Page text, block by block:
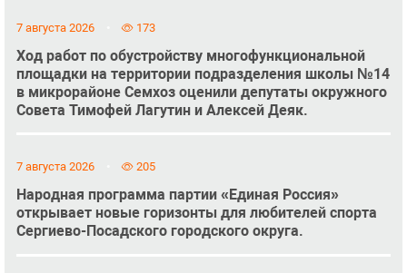
7 августа 2026 173
Ход работ по обустройству многофункциональной
площадки на территории подразделения школы №14
в микрорайоне Семхоз оценили депутаты окружного
Совета Тимофей Лагутин и Алексей Деяк.
7 августа 2026 205
Народная программа партии «Единая Россия»
открывает новые горизонты для любителей спорта
Сергиево-Посадского городского округа.